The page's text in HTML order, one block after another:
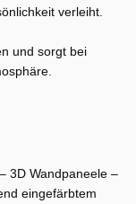
verleiht.
und sorgt bei
3D Wandpaneele –
eingefärbtem